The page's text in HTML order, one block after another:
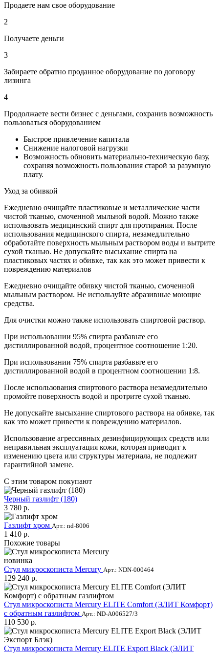
Продаете нам свое оборудование
2
Получаете деньги
3
Забираете обратно проданное оборудование по договору
лизинга
4
Продолжаете вести бизнес с деньгами, сохранив возможность
пользоваться оборудованием
Быстрое привлечение капитала
Снижение налоговой нагрузки
Возможность обновить материально-техническую базу,
сохраняя возможность пользования старой за разумную
плату.
Уход за обивкой
Ежедневно очищайте пластиковые и металлические части
чистой тканью, смоченной мыльной водой. Можно также
использовать медицинский спирт для протирания. После
использования медицинского спирта, незамедлительно
обработайте поверхность мыльным раствором воды и вытрите
сухой тканью. Не допускайте высыхание спирта на
пластиковых частях и обивке, так как это может привести к
повреждению материалов
Ежедневно очищайте обивку чистой тканью, смоченной
мыльным раствором. Не используйте абразивные моющие
средства.
Для очистки можно также использовать спиртовой раствор.
При использовании 95% спирта разбавьте его
дистиллированной водой, процентное соотношение 1:20.
При использовании 75% спирта разбавьте его
дистиллированной водой в процентном соотношении 1:8.
После использования спиртового раствора незамедлительно
промойте поверхность водой и протрите сухой тканью.
Не допускайте высыхание спиртового раствора на обивке, так
как это может привести к повреждению материалов.
Использование агрессивных дезинфицирующих средств или
неправильная эксплуатация кожи, которая приводит к
изменению цвета или структуры материала, не подлежит
гарантийной замене.
С этим товаром покупают
Черный газлифт (180)
3 780 р.
Газлифт хром Арт.: nd-8006
1 410 р.
Похожие товары
новинка
Стул микроскописта Mercury Арт.: NDN-000464
129 240 р.
Стул микроскописта Mercury ELITE Comfort (ЭЛИТ Комфорт)
с обратным газлифтом Арт.: ND-A006527/3
110 530 р.
Стул микроскописта Mercury ELITE Export Black (ЭЛИТ